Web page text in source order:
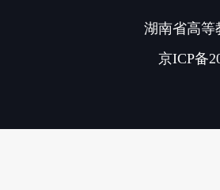
湖南省高等
京ICP备